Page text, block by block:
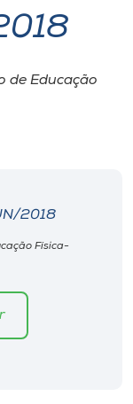
de Educação
2018
Física-